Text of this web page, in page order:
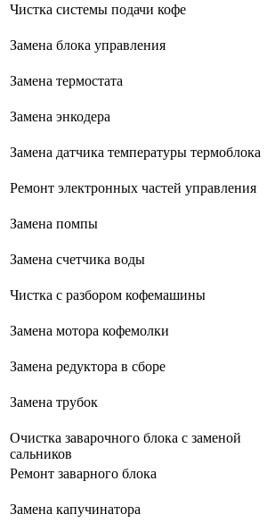
Чистка системы подачи кофе
Замена блока управления
Замена термостата
Замена энкодера
Замена датчика температуры термоблока
Ремонт электронных частей управления
Замена помпы
Замена счетчика воды
Чистка с разбором кофемашины
Замена мотора кофемолки
Замена редуктора в сборе
Замена трубок
Очистка заварочного блока с заменой
сальников
Ремонт заварного блока
Замена капучинатора